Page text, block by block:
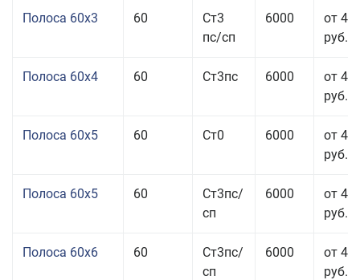
Полоса 60x3 60
Ст3
пс/сп
6000
от 46
руб.
Полоса 60x4 60 Ст3пс 6000
от 45
руб.
Полоса 60x5 60 Ст0 6000
от 43
руб.
Полоса 60x5 60
Ст3пс/
сп
6000
от 43
руб.
Полоса 60x6 60
Ст3пс/
сп
6000
от 42
руб.